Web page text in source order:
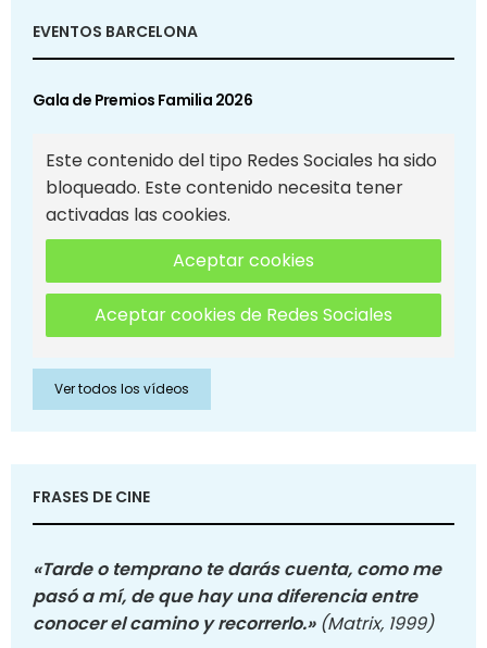
EVENTOS BARCELONA
Gala de Premios Familia 2026
Este contenido del tipo Redes Sociales ha sido
bloqueado. Este contenido necesita tener
activadas las cookies.
Aceptar cookies
Aceptar cookies de Redes Sociales
Ver todos los vídeos
FRASES DE CINE
«Tarde o temprano te darás cuenta, como me
pasó a mí, de que hay una diferencia entre
conocer el camino y recorrerlo.» (Matrix, 1999)